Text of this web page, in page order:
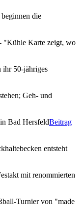
die
"Kühle Karte zeigt, wo
ihr 50-jähriges
Geh- und
Bad HersfeldBeitrag
entsteht
mit renommierten
Turnier von "made